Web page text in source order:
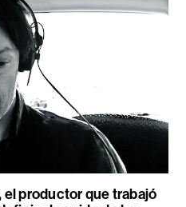
el productor que trabajó